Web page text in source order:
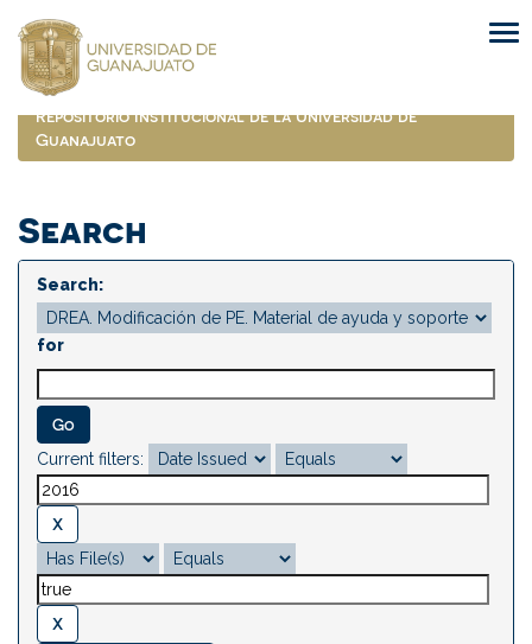
navigation
Repositorio Institucional de la Universidad de
Guanajuato
Search
Search:
for
Current filters: